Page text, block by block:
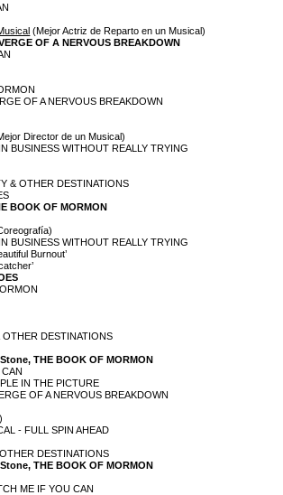
(Mejor Actriz de Reparto en un Musical)
OF A NERVOUS BREAKDOWN
OF A NERVOUS BREAKDOWN
Director de un Musical)
BUSINESS WITHOUT REALLY TRYING
& OTHER DESTINATIONS
BOOK OF MORMON
BUSINESS WITHOUT REALLY TRYING
Burnout’
DESTINATIONS
THE BOOK OF MORMON
IN THE PICTURE
OF A NERVOUS BREAKDOWN
- FULL SPIN AHEAD
DESTINATIONS
THE BOOK OF MORMON
ME IF YOU CAN